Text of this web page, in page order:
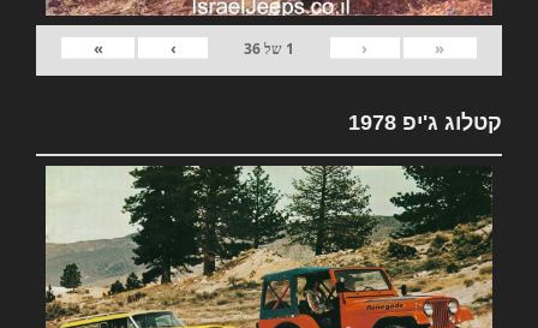
«
‹
1 של36
›
»
קטלוג ג'יפ 1978